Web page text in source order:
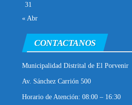
31
« Abr
CONTACTANOS
Municipalidad Distrital de El Porvenir
Av. Sánchez Carrión 500
Horario de Atención: 08:00 – 16:30